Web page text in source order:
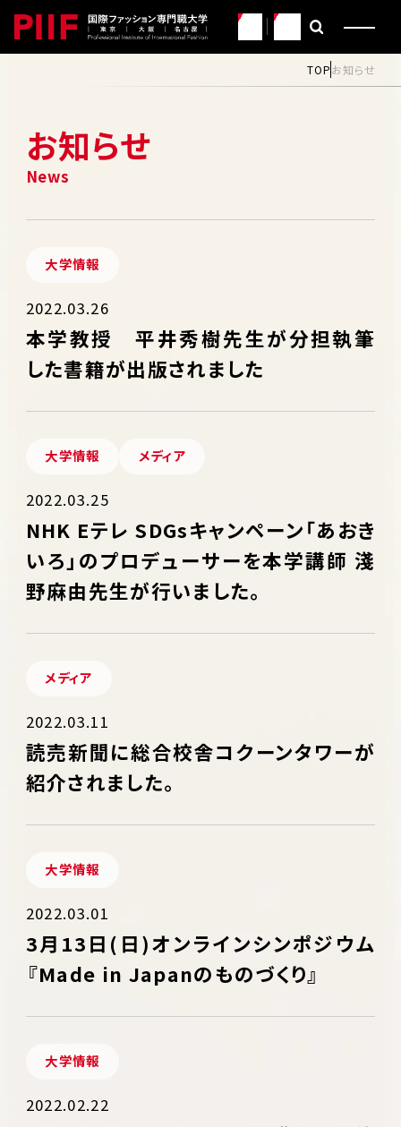
JP EN
お知らせ
TOPお知らせ
大学情報
2022.03.26
本学教授 平井秀樹先生が分担執筆
した書籍が出版されました
大学情報 メディア
2022.03.25
NHK Eテレ SDGsキャンペーン「あおき
いろ」のプロデューサーを本学講師 淺
野麻由先生が行いました。
メディア
2022.03.11
読売新聞に総合校舎コクーンタワーが
紹介されました。
大学情報
2022.03.01
3月13日(日)オンラインシンポジウム
『Made in Japanのものづくり』
大学情報
2022.02.22